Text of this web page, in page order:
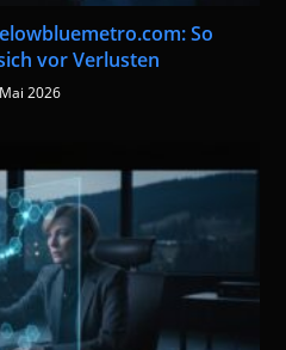
So
vor Verlusten
2026